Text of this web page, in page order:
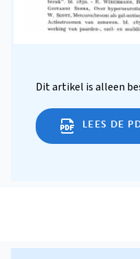
Dit artikel is alleen
LEES DE